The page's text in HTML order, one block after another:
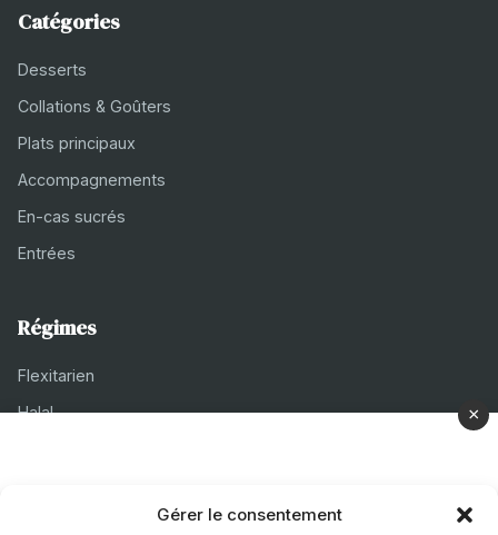
Gérer le consentement
Catégories
Desserts
Collations & Goûters
Plats principaux
Accompagnements
En-cas sucrés
Entrées
Régimes
Flexitarien
Halal
×